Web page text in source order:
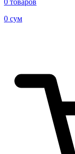
0 сум